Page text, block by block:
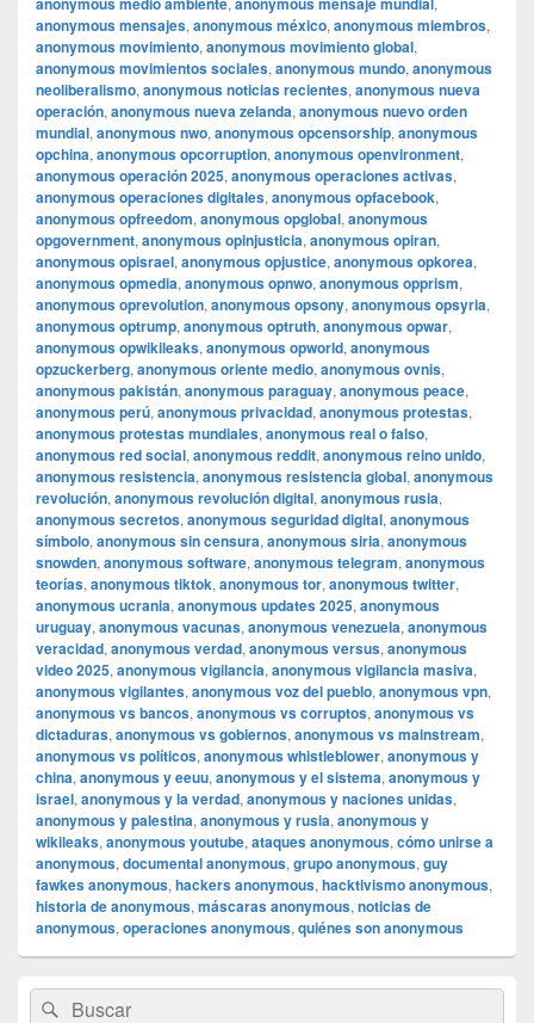
anonymous mensajes, anonymous méxico, anonymous miembros,
anonymous movimiento, anonymous movimiento global,
anonymous movimientos sociales, anonymous mundo, anonymous
neoliberalismo, anonymous noticias recientes, anonymous nueva
operación, anonymous nueva zelanda, anonymous nuevo orden
mundial, anonymous nwo, anonymous opcensorship, anonymous
opchina, anonymous opcorruption, anonymous openvironment,
anonymous operación 2025, anonymous operaciones activas,
anonymous operaciones digitales, anonymous opfacebook,
anonymous opfreedom, anonymous opglobal, anonymous
opgovernment, anonymous opinjusticia, anonymous opiran,
anonymous opisrael, anonymous opjustice, anonymous opkorea,
anonymous opmedia, anonymous opnwo, anonymous opprism,
anonymous oprevolution, anonymous opsony, anonymous opsyria,
anonymous optrump, anonymous optruth, anonymous opwar,
anonymous opwikileaks, anonymous opworld, anonymous
opzuckerberg, anonymous oriente medio, anonymous ovnis,
anonymous pakistán, anonymous paraguay, anonymous peace,
anonymous perú, anonymous privacidad, anonymous protestas,
anonymous protestas mundiales, anonymous real o falso,
anonymous red social, anonymous reddit, anonymous reino unido,
anonymous resistencia, anonymous resistencia global, anonymous
revolución, anonymous revolución digital, anonymous rusia,
anonymous secretos, anonymous seguridad digital, anonymous
símbolo, anonymous sin censura, anonymous siria, anonymous
snowden, anonymous software, anonymous telegram, anonymous
teorías, anonymous tiktok, anonymous tor, anonymous twitter,
anonymous ucrania, anonymous updates 2025, anonymous
uruguay, anonymous vacunas, anonymous venezuela, anonymous
veracidad, anonymous verdad, anonymous versus, anonymous
video 2025, anonymous vigilancia, anonymous vigilancia masiva,
anonymous vigilantes, anonymous voz del pueblo, anonymous vpn,
anonymous vs bancos, anonymous vs corruptos, anonymous vs
dictaduras, anonymous vs gobiernos, anonymous vs mainstream,
anonymous vs políticos, anonymous whistleblower, anonymous y
china, anonymous y eeuu, anonymous y el sistema, anonymous y
israel, anonymous y la verdad, anonymous y naciones unidas,
anonymous y palestina, anonymous y rusia, anonymous y
wikileaks, anonymous youtube, ataques anonymous, cómo unirse a
anonymous, documental anonymous, grupo anonymous, guy
fawkes anonymous, hackers anonymous, hacktivismo anonymous,
historia de anonymous, máscaras anonymous, noticias de
anonymous, operaciones anonymous, quiénes son anonymous
áreaBuscarBuscar